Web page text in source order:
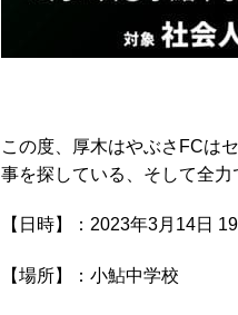
この度、厚木はやぶさFCは
事を探している、そして全力
【日時】：2023年3月14日
【場所】：小鮎中学校